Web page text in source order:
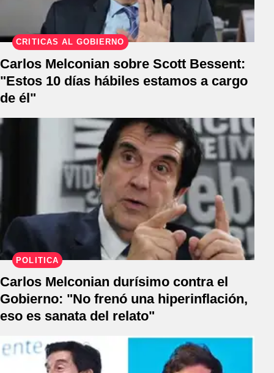
CRÍTICAS AL GOBIERNO
Carlos Melconian sobre Scott Bessent:
"Estos 10 días hábiles estamos a cargo
de él"
POLÍTICA
Carlos Melconian durísimo contra el
Gobierno: "No frenó una hiperinflación,
eso es sanata del relato"